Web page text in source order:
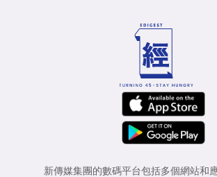
新傳媒集團的數碼平台包括多個網站和